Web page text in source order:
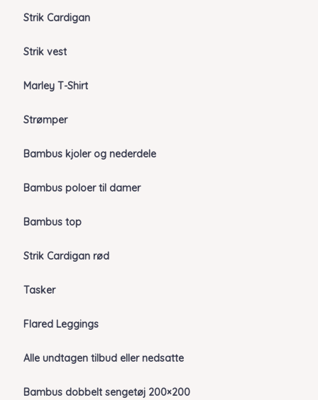
Strik Cardigan
Strik vest
Marley T-Shirt
Strømper
Bambus kjoler og nederdele
Bambus poloer til damer
Bambus top
Strik Cardigan rød
Tasker
Flared Leggings
Alle undtagen tilbud eller nedsatte
Bambus dobbelt sengetøj 200×200